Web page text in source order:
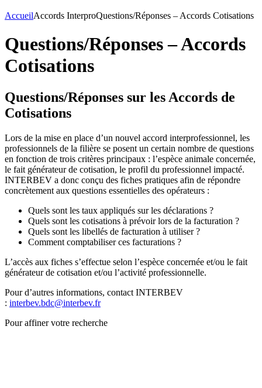
AccueilAccords InterproQuestions/Réponses – Accords Cotisations
Questions/Réponses – Accords
Cotisations
Questions/Réponses sur les Accords de
Cotisations
Lors de la mise en place d’un nouvel accord interprofessionnel, les
professionnels de la filière se posent un certain nombre de questions
en fonction de trois critères principaux : l’espèce animale concernée,
le fait générateur de cotisation, le profil du professionnel impacté.
INTERBEV a donc conçu des fiches pratiques afin de répondre
concrètement aux questions essentielles des opérateurs :
Quels sont les taux appliqués sur les déclarations ?
Quels sont les cotisations à prévoir lors de la facturation ?
Quels sont les libellés de facturation à utiliser ?
Comment comptabiliser ces facturations ?
L’accès aux fiches s’effectue selon l’espèce concernée et/ou le fait
générateur de cotisation et/ou l’activité professionnelle.
Pour d’autres informations, contact INTERBEV
: interbev.bdc@interbev.fr
Pour affiner votre recherche